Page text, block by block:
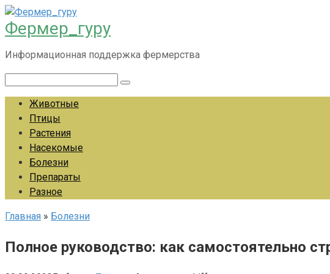
Перейти
к
контенту
Фермер_гуру
Информационная поддержка фермерства
Животные
Птицы
Растения
Насекомые
Болезни
Препараты
Разное
Главная » Болезни
Полное руководство: как самостоятельно